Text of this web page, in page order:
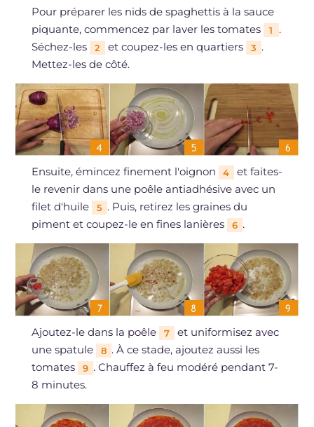
Pour préparer les nids de spaghettis à la sauce
piquante, commencez par laver les tomates
1
.
Séchez-les
2 et coupez-les en quartiers 3 .
Mettez-les de côté.
Ensuite, émincez finement l'oignon 4
et faites-
le revenir dans une poêle antiadhésive avec un
filet d'huile
5 . Puis, retirez les graines du
piment et coupez-le en fines lanières
6 .
Ajoutez-le dans la poêle 7
et uniformisez avec
une spatule
8 . À ce stade, ajoutez aussi les
tomates
9 . Chauffez à feu modéré pendant 7-
8 minutes.